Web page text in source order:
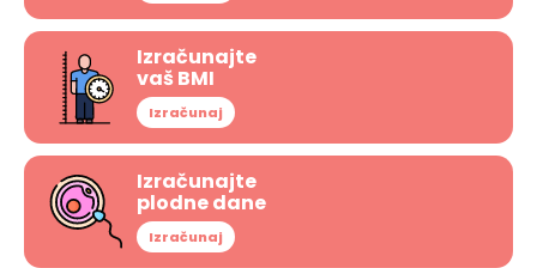
Izračunajte
vaš BMI
Izračunaj
Izračunajte
plodne dane
Izračunaj